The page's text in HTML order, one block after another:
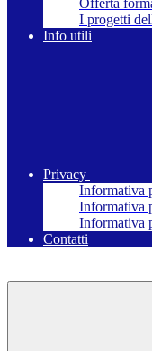
Offerta
I progetti
Info utili
Privacy
Informativa
Informativa
Informativa
Contatti